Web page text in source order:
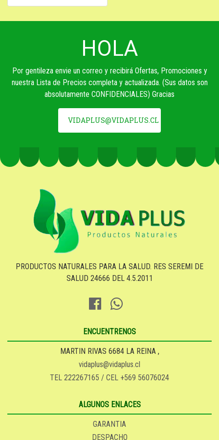
HOLA
Por gentileza envie un correo y recibirá Ofertas, Promociones y
nuestra Lista de Precios completa y actualizada. (Sus datos son
absolutamente CONFIDENCIALES) Gracias
VIDAPLUS@VIDAPLUS.CL
PRODUCTOS NATURALES PARA LA SALUD. RES SEREMI DE
SALUD 24666 DEL 4.5.2011
ENCUENTRENOS
MARTIN RIVAS 6684 LA REINA ,
vidaplus@vidaplus.cl
TEL 222267165 / CEL +569 56076024
ALGUNOS ENLACES
GARANTIA
DESPACHO